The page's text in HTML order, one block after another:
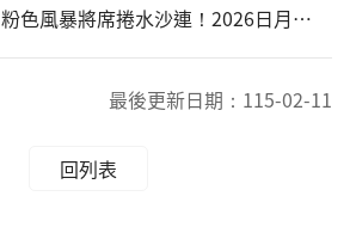
粉色風暴將席捲水沙連！2026日月潭櫻花季盛大登場
最後更新日期： 115-02-11
回列表